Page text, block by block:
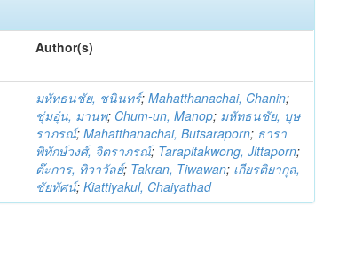
Author(s)
มหัทธนชัย, ชนินทร์;Mahatthanachai, Chanin;
ชุ่มอุ่น, มานพ; Chum-un, Manop; มหัทธนชัย, บุษ
ราภรณ์;Mahatthanachai, Butsaraporn; ธารา
พิทักษ์วงศ์, จิตราภรณ์; Tarapitakwong, Jittaporn;
ต๊ะการ, ทิวาวัลย์; Takran, Tiwawan; เกียรติยากุล,
ชัยทัศน์;Kiattiyakul, Chaiyathad